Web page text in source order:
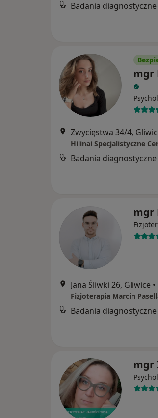
Badania diagnostyczne
mgr
Zwycięstwa 34/4,
Badania diagnostyczne
mgr
Jana Śliwki 26, Gliwice •
Fizjoterapia Marcin
Badania diagnostyczne
mgr